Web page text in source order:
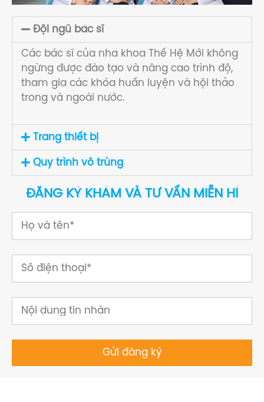
Đội ngũ bác sĩ
Các bác sĩ của nha khoa Thế Hệ Mới không
ngừng được đào tạo và nâng cao trình độ,
tham gia các khóa huấn luyện và hội thảo
trong và ngoài nước.
Trang thiết bị
Quy trình vô trùng
ĐĂNG KÝ KHÁM VÀ TƯ VẤN MIỄN HÍ